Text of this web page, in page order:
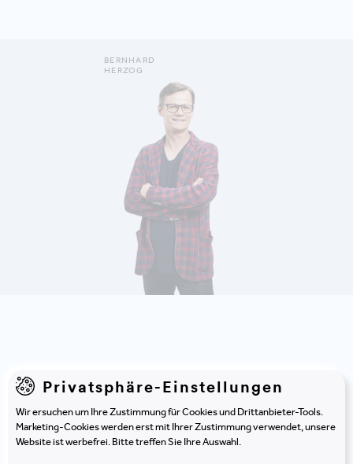
DETAILS ANZEIGEN
BERNHARD
HERZOG
Entdecken Sie noch mehr
interessanteKunden &
Projekte.
Privatsphäre-Einstellungen
Wir ersuchen um Ihre Zustimmung für Cookies und Drittanbieter-Tools.
Marketing-Cookies werden erst mit Ihrer Zustimmung verwendet, unsere
Website ist werbefrei. Bitte treffen Sie Ihre Auswahl.